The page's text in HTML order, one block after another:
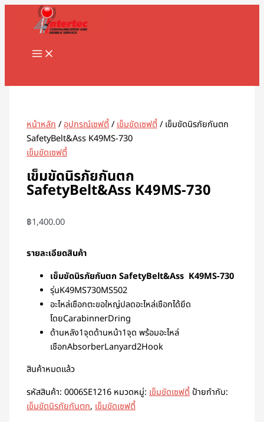
Skip
MAIN
MENU
หน้าหลัก/อุปกรณ์เซฟตี้/เข็มขัดเซฟตี้/ เข็มขัดนิรภัยกันตก
SafetyBelt&Ass K49MS-730
เข็มขัดเซฟตี้
เข็มขัดนิรภัยกันตก
SafetyBelt&Ass K49MS-730
฿1,400.00
รายละเอียดสินค้า
เข็มขัดนิรภัยกันตก SafetyBelt&Ass K49MS-730
รุ่นK49MS730MS502
อะไหล่เชือกตะขอใหญ่ปลดอะไหล่เชือกได้ยึด
โดยCarabinnerDring
ด้านหลัง1จุดด้านหน้า1จุด พร้อมอะไหล่
เชือกAbsorberLanyard2Hook
สินค้าหมดแล้ว
รหัสสินค้า:0006SE1216 หมวดหมู่:เข็มขัดเซฟตี้ ป้ายกำกับ:
เข็มขัดนิรภัยกันตก,เข็มขัดเซฟตี้